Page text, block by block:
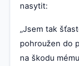
nasytit:
„Jsem tak
pohroužen do
na škodu